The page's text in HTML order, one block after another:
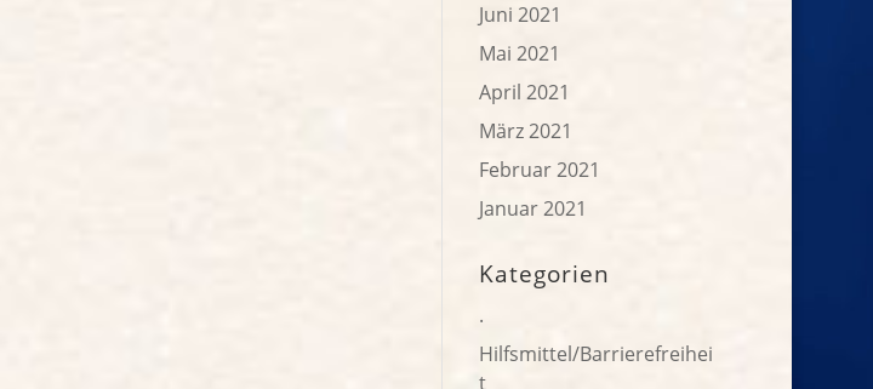
Juni 2021
Mai 2021
April 2021
März 2021
Februar 2021
Januar 2021
Kategorien
.
Hilfsmittel/Barrierefreihei
t